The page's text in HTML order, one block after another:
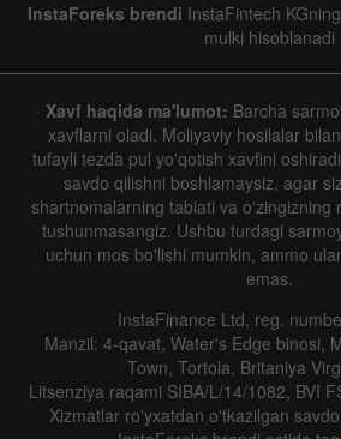
InstaForeks brendi InstaFintech
mulki hisoblanadi
Xavf haqida ma'lumot: Barcha
xavflarni oladi. Moliyaviy hosilalar
tufayli tezda pul yo'qotish xavfini
savdo qilishni boshlamaysiz, agar
shartnomalarning tabiati va o'zingizning
tushunmasangiz. Ushbu turdagi
uchun mos bo'lishi mumkin, ammo
emas.
InstaFinance Ltd, reg.
Manzil: 4-qavat, Water's Edge binosi,
Town, Tortola, Britaniya
Litsenziya raqami SIBA/L/14/1082, BVI
Xizmatlar ro'yxatdan o'tkazilgan